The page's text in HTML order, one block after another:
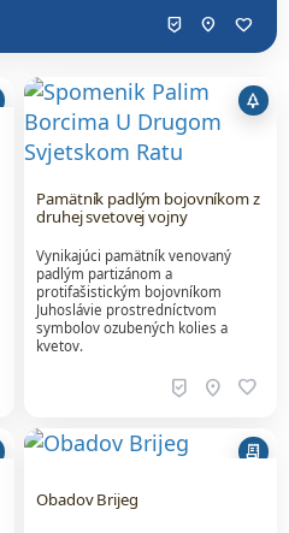
beenhere location_on favorite
park
Pamätník padlým bojovníkom z
druhej svetovej vojny
Vynikajúci pamätník venovaný
padlým partizánom a
protifašistickým bojovníkom
Juhoslávie prostredníctvom
symbolov ozubených kolies a
kvetov.
beenhere location_on favorite
receipt_long
Obadov Brijeg